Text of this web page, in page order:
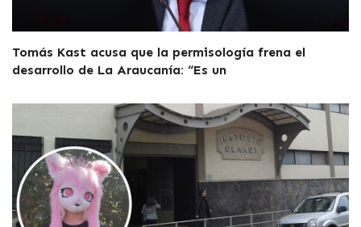
Tomás Kast acusa que la permisología frena el
desarrollo de La Araucanía: “Es un